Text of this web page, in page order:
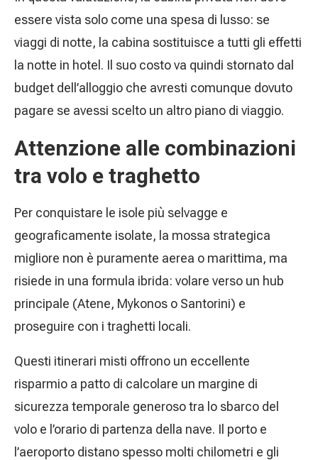
essere vista solo come una spesa di lusso: se
viaggi di notte, la cabina sostituisce a tutti gli effetti
la notte in hotel. Il suo costo va quindi stornato dal
budget dell’alloggio che avresti comunque dovuto
pagare se avessi scelto un altro piano di viaggio.
Attenzione alle combinazioni
tra volo e traghetto
Per conquistare le isole più selvagge e
geograficamente isolate, la mossa strategica
migliore non è puramente aerea o marittima, ma
risiede in una formula ibrida: volare verso un hub
principale (Atene, Mykonos o Santorini) e
proseguire con i traghetti locali.
Questi itinerari misti offrono un eccellente
risparmio a patto di calcolare un margine di
sicurezza temporale generoso tra lo sbarco del
volo e l’orario di partenza della nave. Il porto e
l’aeroporto distano spesso molti chilometri e gli